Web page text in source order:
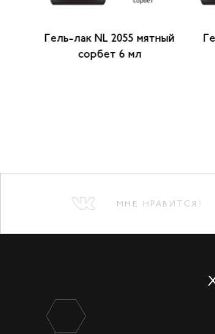
Гель-лак NL 2055 мятный
сорбет 6 мл
МНЕ НРАВИТСЯ!